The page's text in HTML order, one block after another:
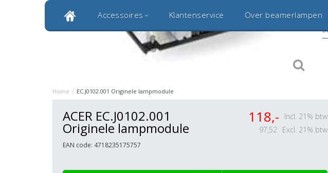
Klantbeoordeling 9,0
Bekijk alle 1000+ reviews
Accessoires Klantenservice Over beamerlampen
20 jaar betrouwbaar en ervaren
Home / EC.J0102.001 Originele lampmodule
ACER EC.J0102.001
Originele lampmodule
EAN code: 4718235175757
118,-
Incl. 21% btw
97,52
Excl. 21% btw